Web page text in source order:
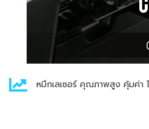
หมึกเลเซอร์ คุณภาพสูง คุ้มค่า